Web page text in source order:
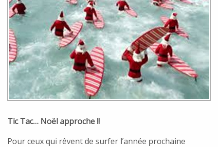
Tic Tac… Noël approche !!
Pour ceux qui rêvent de surfer l’année prochaine